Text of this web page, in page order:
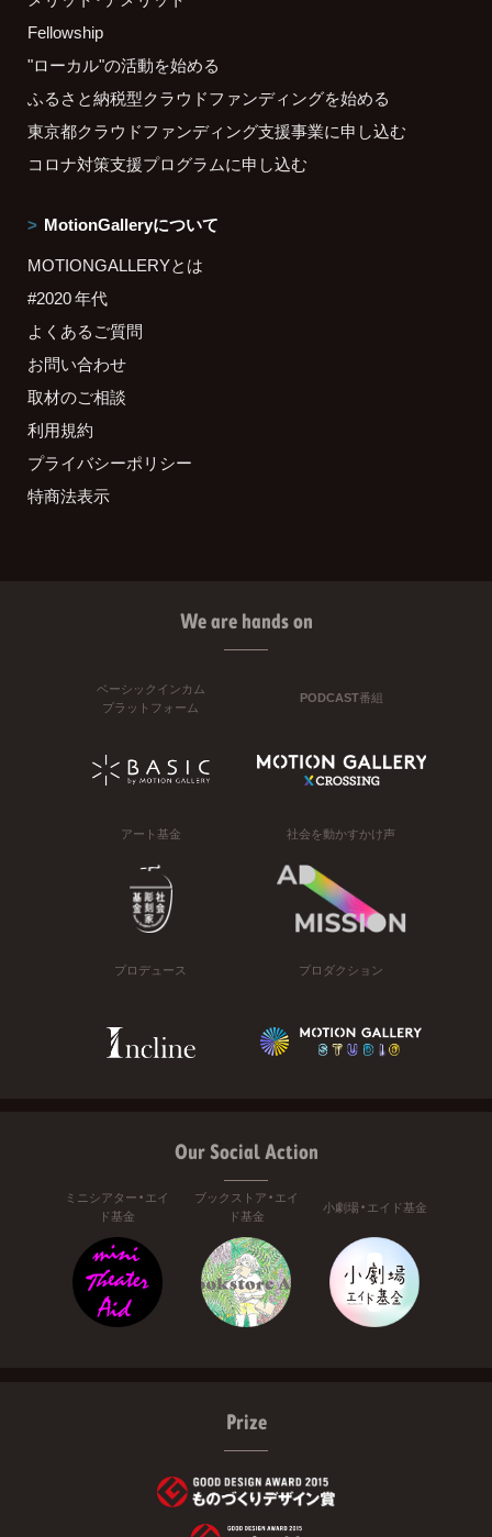
Fellowship
"ローカル"の活動を始める
ふるさと納税型クラウドファンディングを始める
東京都クラウドファンディング支援事業に申し込む
コロナ対策支援プログラムに申し込む
MotionGalleryについて
MOTIONGALLERYとは
#2020 年代
よくあるご質問
お問い合わせ
取材のご相談
利用規約
プライバシーポリシー
特商法表示
We are hands on
ベーシックインカム
プラットフォーム
PODCAST番組
アート基金 社会を動かすかけ声
プロデュース プロダクション
Our Social Action
ミニシアター・エイ
ド基金
ブックストア・エイ
ド基金
小劇場・エイド基金
Prize